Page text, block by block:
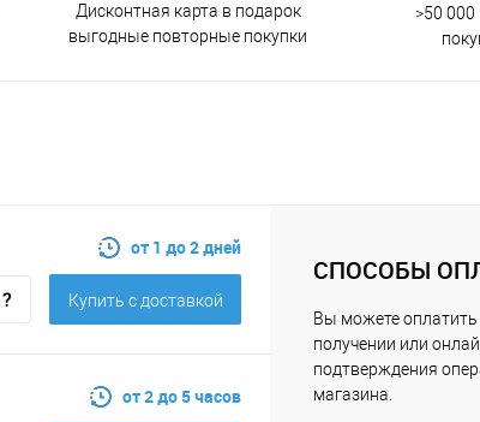
Дисконтная карта в подарок
выгодные повторные покупки
>50
от 1 до 2 дней
Купить c доставкой
от 2 до 5 часов
СПОСОБЫ
Вы можете оплатить
получении или
подтверждения
магазина.